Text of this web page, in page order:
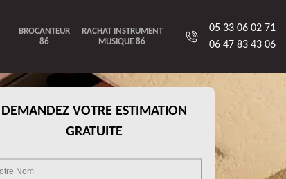
BROCANTEUR
86
RACHAT INSTRUMENT
MUSIQUE 86
05 33 06 02 71
06 47 83 43 06
DEMANDEZ VOTRE ESTIMATION
GRATUITE